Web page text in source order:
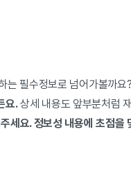
필수정보로 넘어가볼까
요.상세 내용도 앞부분처럼
세요. 정보성 내용에 초점을